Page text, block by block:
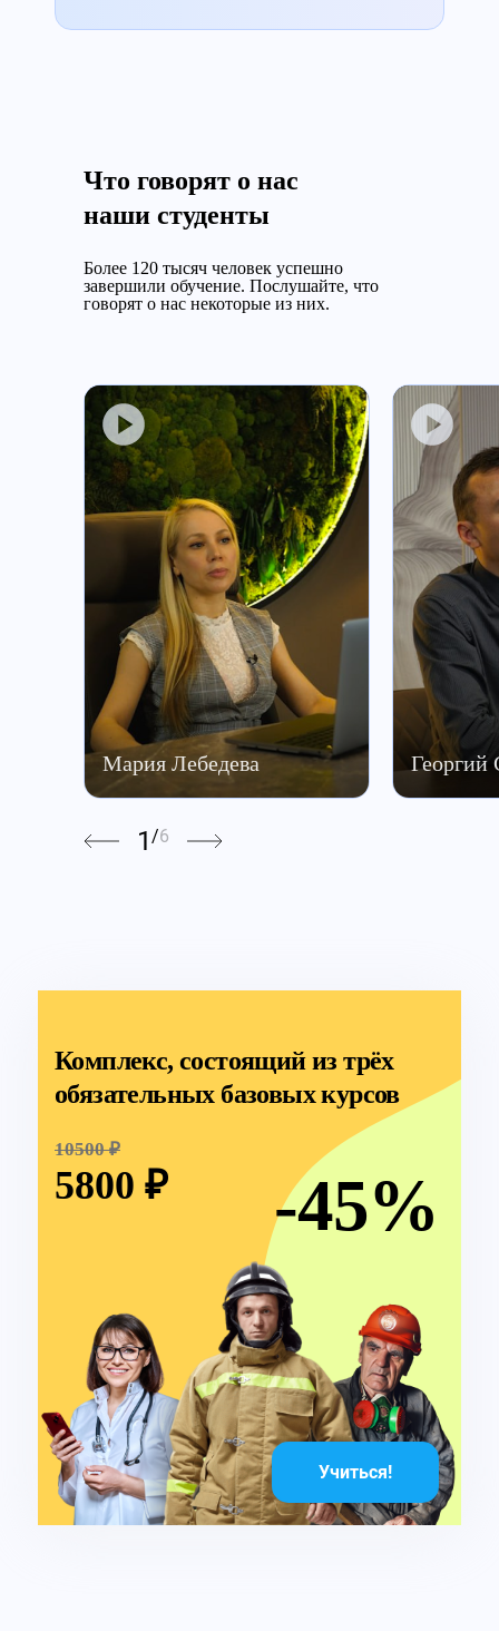
Что говорят о нас
наши студенты
Более 120 тысяч человек успешно
завершили обучение. Послушайте, что
говорят о нас некоторые из них.
Мария Лебедева Георгий
1 /6
Комплекс, состоящий из трёх
обязательных базовых курсов
Учиться!
10500 ₽
5800 ₽ -45%